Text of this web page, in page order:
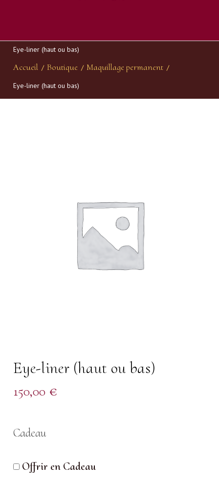
Eye-liner (haut ou bas)
Accueil / Boutique / Maquillage permanent /
Eye-liner (haut ou bas)
Eye-liner (haut ou bas)
150,00 €
Cadeau
Offrir en Cadeau